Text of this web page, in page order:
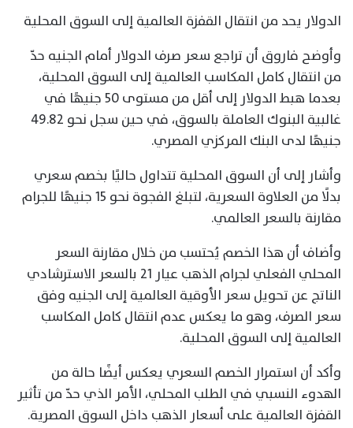
الدولار يحد من انتقال القفزة العالمية إلى السوق المحلية
وأوضح فاروق أن تراجع سعر صرف الدولار أمام الجنيه حدّ
من انتقال كامل المكاسب العالمية إلى السوق المحلية،
بعدما هبط الدولار إلى أقل من مستوى 50 جنيهًا في
غالبية البنوك العاملة بالسوق، في حين سجل نحو 49.82
جنيهًا لدى البنك المركزي المصري.
وأشار إلى أن السوق المحلية تتداول حاليًا بخصم سعري
بدلًا من العلاوة السعرية، لتبلغ الفجوة نحو 15 جنيهًا للجرام
مقارنة بالسعر العالمي.
وأضاف أن هذا الخصم يُحتسب من خلال مقارنة السعر
المحلي الفعلي لجرام الذهب عيار 21 بالسعر الاسترشادي
الناتج عن تحويل سعر الأوقية العالمية إلى الجنيه وفق
سعر الصرف، وهو ما يعكس عدم انتقال كامل المكاسب
العالمية إلى السوق المحلية.
وأكد أن استمرار الخصم السعري يعكس أيضًا حالة من
الهدوء النسبي في الطلب المحلي، الأمر الذي حدّ من تأثير
القفزة العالمية على أسعار الذهب داخل السوق المصرية.